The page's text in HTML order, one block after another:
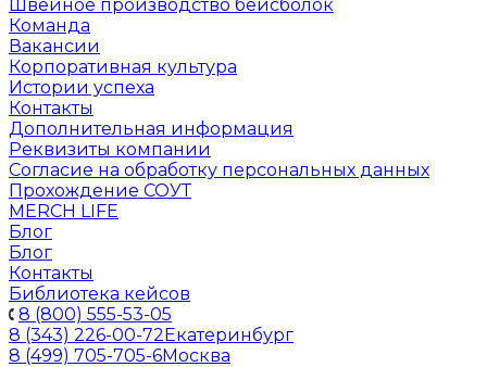
Швейное производство бейсболок
Команда
Вакансии
Корпоративная культура
Истории успеха
Контакты
Дополнительная информация
Реквизиты компании
Согласие на обработку персональных данных
Прохождение СОУТ
MERCH LIFE
Блог
Блог
Контакты
Библиотека кейсов
8 (800) 555-53-05
8 (343) 226-00-72Екатеринбург
8 (499) 705-705-6Москва